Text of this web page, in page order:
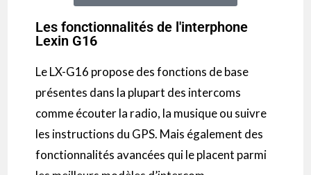
Les fonctionnalités de l'interphone
Lexin G16
LeLX-G16 propose des fonctions de base
présentes dans la plupart des intercoms
comme écouter la radio, la musique ou suivre
les instructions du GPS. Mais également des
fonctionnalités avancées qui le placent parmi